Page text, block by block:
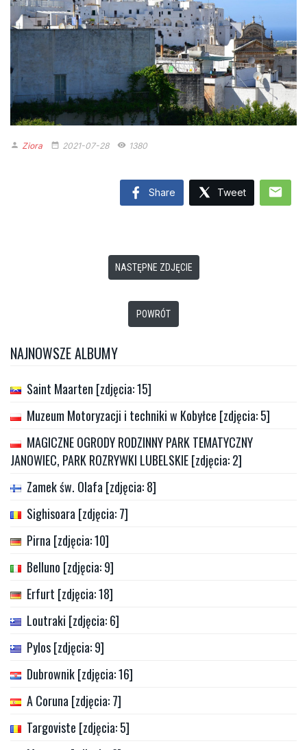
person Ziora date_range 2021-07-28 remove_red_eye 1380
Share Tweet mail
NASTĘPNE ZDJĘCIE
POWRÓT
NAJNOWSZE ALBUMY
Saint Maarten [zdjęcia: 15]
Muzeum Motoryzacji i techniki w Kobyłce [zdjęcia: 5]
MAGICZNE OGRODY RODZINNY PARK TEMATYCZNY
JANOWIEC, PARK ROZRYWKI LUBELSKIE [zdjęcia: 2]
Zamek św. Olafa [zdjęcia: 8]
Sighisoara [zdjęcia: 7]
Pirna [zdjęcia: 10]
Belluno [zdjęcia: 9]
Erfurt [zdjęcia: 18]
Loutraki [zdjęcia: 6]
Pylos [zdjęcia: 9]
Dubrownik [zdjęcia: 16]
A Coruna [zdjęcia: 7]
Targoviste [zdjęcia: 5]